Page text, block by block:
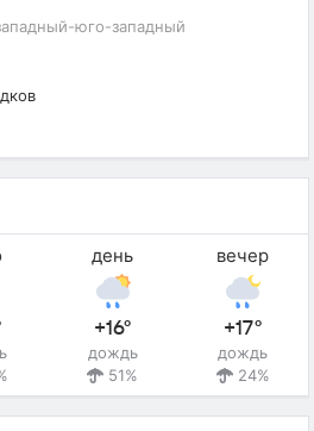
западный-юго-западный
день
+16°
дождь
51%
вечер
+17°
дождь
24%